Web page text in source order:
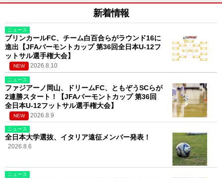
新着情報
ニュース
ブリンカールFC、チーム白百合らがラウンド16に
進出【JFAバーモントカップ 第36回全日本U-12フ
ットサル選手権大会】
NEW 2026.8.10
ニュース
ファジアーノ岡山、ドリームFC、ともぞうSCらが
2連勝スタート！【JFAバーモントカップ 第36回
全日本U-12フットサル選手権大会】
NEW 2026.8.9
ニュース
全日本大学選抜、イタリア遠征メンバー発表！
2026.8.6
ニュース